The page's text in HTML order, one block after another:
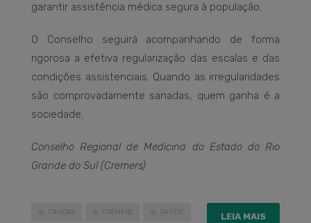
garantir assistência médica segura à população.
O Conselho seguirá acompanhando de forma
rigorosa a efetiva regularização das escalas e das
condições assistenciais. Quando as irregularidades
são comprovadamente sanadas, quem ganha é a
sociedade.
Conselho Regional de Medicina do Estado do Rio
Grande do Sul (Cremers)
CANOAS CREMERS SAÚDE LEIA MAIS